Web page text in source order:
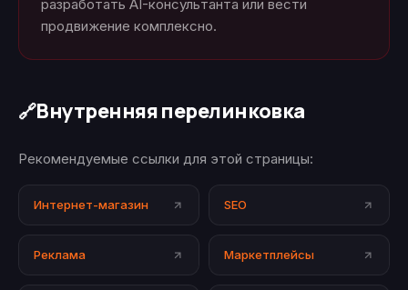
разработать AI-консультанта или вести
продвижение комплексно.
🔗Внутренняя перелинковка
Рекомендуемые ссылки для этой страницы:
Интернет-магазин SEO
Реклама Маркетплейсы